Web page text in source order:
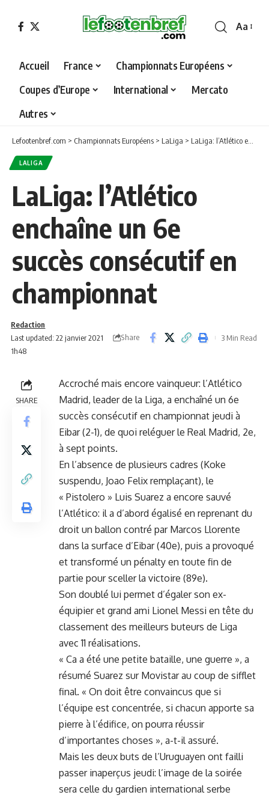
Font
Aa
Accueil France
Championnats Européens
Coupes d’Europe
International
Mercato
Autres
Lefootenbref.com > Championnats Européens > LaLiga > LaLiga: l’Atlético enchaîne un 6e succès consécutif en championnat
LALIGA
LaLiga: l’Atlético
enchaîne un 6e
succès consécutif en
championnat
Last updated: 22 janvier 2021
1h48
Redaction
Share
3 Min Read
SHARE
Accroché mais encore vainqueur: l’Atlético
Madrid, leader de la Liga, a enchaîné un 6e
succès consécutif en championnat jeudi à
Eibar (2-1), de quoi reléguer le Real Madrid, 2e,
à sept points.
En l’absence de plusieurs cadres (Koke
suspendu, Joao Felix remplaçant), le
« Pistolero » Luis Suarez a encore sauvé
l’Atlético: il a d’abord égalisé en reprenant du
droit un ballon contré par Marcos Llorente
dans la surface d’Eibar (40e), puis a provoqué
et transformé un pénalty en toute fin de
partie pour sceller la victoire (89e).
Son doublé lui permet d’égaler son ex-
équipier et grand ami Lionel Messi en tête du
classement des meilleurs buteurs de Liga
avec 11 réalisations.
« Ca a été une petite bataille, une guerre », a
résumé Suarez sur Movistar au coup de sifflet
final. « On doit être convaincus que si
l’équipe est concentrée, si chacun apporte sa
pierre à l’édifice, on pourra réussir
d’importantes choses », a-t-il assuré.
Mais les deux buts de l’Uruguayen ont failli
passer inaperçus jeudi: l’image de la soirée
sera celle du gardien international serbe